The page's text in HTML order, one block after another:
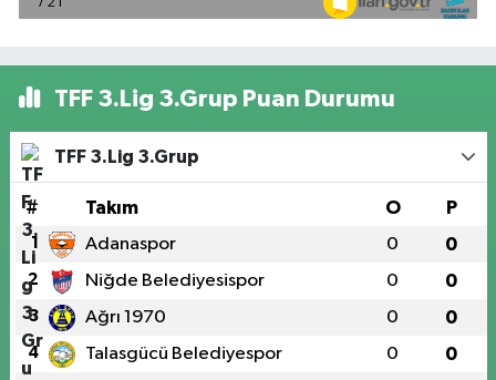
TFF 3.Lig 3.Grup Puan Durumu
TFF 3.Lig 3.Grup
# Takım O P
1 Adanaspor 0 0
2 Niğde Belediyesispor 0 0
3 Ağrı 1970 0 0
4 Talasgücü Belediyespor 0 0